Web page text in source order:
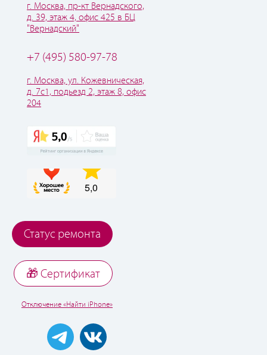
г. Москва, пр-кт Вернадского,
д. 39, этаж 4, офис 425 в БЦ
"Вернадский"
+7 (495) 580-97-78
г. Москва, ул. Кожевническая,
д. 7с1, подьезд 2, этаж 8, офис
204
Статус ремонта
🎁 Cертификат
Отключение «Найти iPhone»